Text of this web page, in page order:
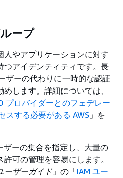
ープ
人やアプリケーションに対す
つアイデンティティです。長
ザーの代わりに一時的な認証
します。詳細については、
プロバイダーとのフェデレー
スする必要がある AWS 」を
ザーの集合を指定し、大量の
可の管理を容易にします。
ーザーガイド」の「IAM ユー